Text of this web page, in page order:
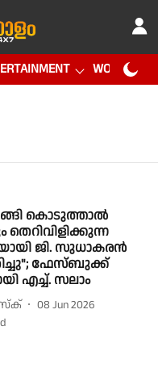
WORLD CUP
കൊടുത്താൽ
ജി. സുധാകരൻ
ഫേസ്ബുക്ക്
എച്ച്. സലാം
08 Jun 2026